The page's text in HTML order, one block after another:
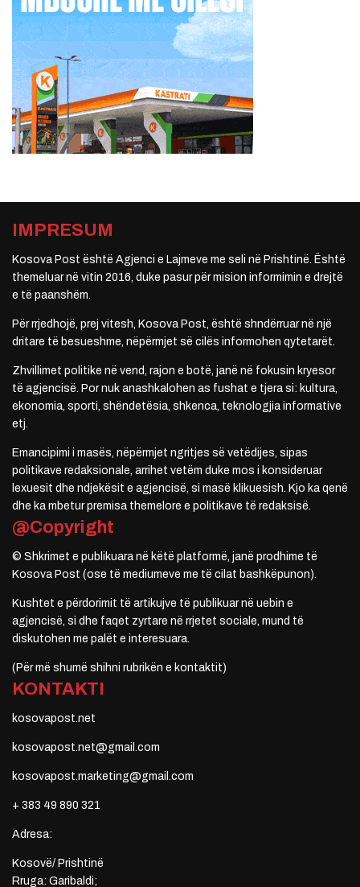
IMPRESUM
Kosova Post është Agjenci e Lajmeve me seli në Prishtinë. Është
themeluar në vitin 2016, duke pasur për mision informimin e drejtë
e të paanshëm.
Për rrjedhojë, prej vitesh, Kosova Post, është shndërruar në një
dritare të besueshme, nëpërmjet së cilës informohen qytetarët.
Zhvillimet politike në vend, rajon e botë, janë në fokusin kryesor
të agjencisë. Por nuk anashkalohen as fushat e tjera si: kultura,
ekonomia, sporti, shëndetësia, shkenca, teknologjia informative
etj.
Emancipimi i masës, nëpërmjet ngritjes së vetëdijes, sipas
politikave redaksionale, arrihet vetëm duke mos i konsideruar
lexuesit dhe ndjekësit e agjencisë, si masë klikuesish. Kjo ka qenë
dhe ka mbetur premisa themelore e politikave të redaksisë.
@Copyright
© Shkrimet e publikuara në këtë platformë, janë prodhime të
Kosova Post (ose të mediumeve me të cilat bashkëpunon).
Kushtet e përdorimit të artikujve të publikuar në uebin e
agjencisë, si dhe faqet zyrtare në rrjetet sociale, mund të
diskutohen me palët e interesuara.
(Për më shumë shihni rubrikën e kontaktit)
KONTAKTI
kosovapost.net
kosovapost.net@gmail.com
kosovapost.marketing@gmail.com
+ 383 49 890 321
Adresa:
Kosovë/ Prishtinë
Rruga: Garibaldi;